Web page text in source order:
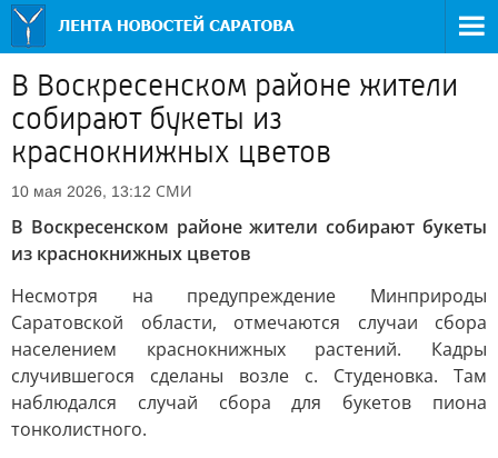
В Воскресенском районе жители
собирают букеты из
краснокнижных цветов
10 мая 2026, 13:12 СМИ
В Воскресенском районе жители собирают букеты
из краснокнижных цветов
Несмотря на предупреждение Минприроды
Саратовской области, отмечаются случаи сбора
населением краснокнижных растений. Кадры
случившегося сделаны возле с. Студеновка. Там
наблюдался случай сбора для букетов пиона
тонколистного.